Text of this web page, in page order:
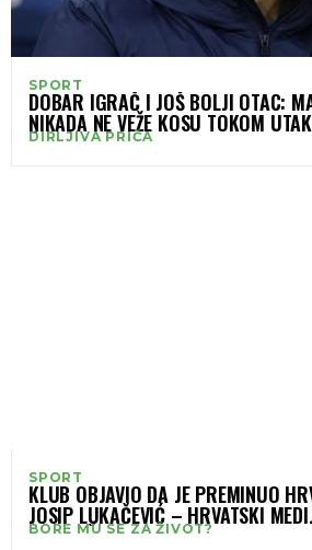
SPORT
DOBAR IGRAČ I JOŠ BOLJI OTAC:
NIKADA NE VEŽE KOSU TOKOM
ĆE VAS RASPLAKATI
DIRLJIVA PRIČA
SPORT
KLUB OBJAVIO DA JE PREMINUO
JOSIP LUKAČEVIĆ – HRVATSKI
UVIJEK ŽIV
BORE MU SE ZA ŽIVOT?